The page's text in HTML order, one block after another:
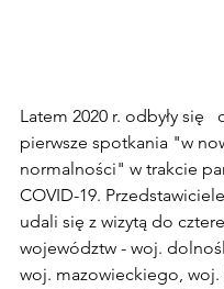
Latem 2020 r. odbyły się
pierwsze spotkania "w
normalności" w trakcie
COVID-19.
udali się z wizytą do
województw - woj.
woj. mazowieckiego, woj.